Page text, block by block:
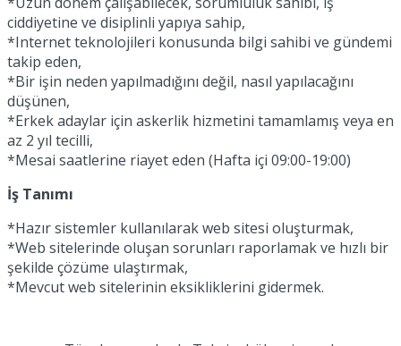
ciddiyetine ve disiplinli yapıya sahip,
*Internet teknolojileri konusunda bilgi sahibi ve gündemi
takip eden,
*Bir işin neden yapılmadığını değil, nasıl yapılacağını
düşünen,
*Erkek adaylar için askerlik hizmetini tamamlamış veya en
az 2 yıl tecilli,
*Mesai saatlerine riayet eden (Hafta içi 09:00-19:00)
İş Tanımı
*Hazır sistemler kullanılarak web sitesi oluşturmak,
*Web sitelerinde oluşan sorunları raporlamak ve hızlı bir
şekilde çözüme ulaştırmak,
*Mevcut web sitelerinin eksikliklerini gidermek.